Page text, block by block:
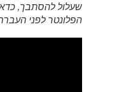
שעלול להסתבך,
הפלונטר לפני